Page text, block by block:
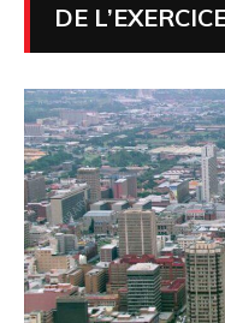
DE